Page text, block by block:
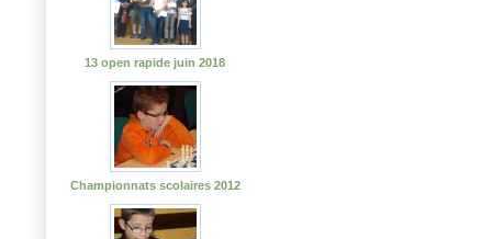
13 open rapide juin 2018
Championnats scolaires 2012